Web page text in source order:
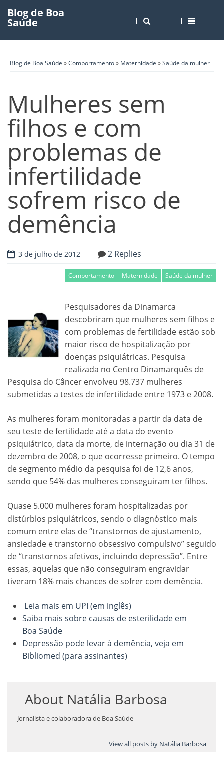
Blog de Boa
Saúde
Blog de Boa Saúde »Comportamento» Maternidade »Saúde da mulher
Mulheres sem
filhos e com
problemas de
infertilidade
sofrem risco de
demência
3 de julho de 2012 2 Replies
Comportamento Maternidade Saúde da mulher
Pesquisadores da Dinamarca
descobriram que mulheres sem filhos e
com problemas de fertilidade estão sob
maior risco de hospitalização por
doenças psiquiátricas. Pesquisa
realizada no Centro Dinamarquês de
Pesquisa do Câncer envolveu 98.737 mulheres
submetidas a testes de infertilidade entre 1973 e 2008.
As mulheres foram monitoradas a partir da data de
seu teste de fertilidade até a data do evento
psiquiátrico, data da morte, de internação ou dia 31 de
dezembro de 2008, o que ocorresse primeiro. O tempo
de segmento médio da pesquisa foi de 12,6 anos,
sendo que 54% das mulheres conseguiram ter filhos.
Quase 5.000 mulheres foram hospitalizadas por
distúrbios psiquiátricos, sendo o diagnóstico mais
comum entre elas de “transtornos de ajustamento,
ansiedade e transtorno obsessivo compulsivo” seguido
de “transtornos afetivos, incluindo depressão”. Entre
essas, aquelas que não conseguiram engravidar
tiveram 18% mais chances de sofrer com demência.
Leia mais em UPI (em inglês)
Saiba mais sobre causas de esterilidade em
Boa Saúde
Depressão pode levar à demência, veja em
Bibliomed (para assinantes)
About Natália Barbosa
Jornalista e colaboradora de Boa Saúde
View all posts by Natália Barbosa